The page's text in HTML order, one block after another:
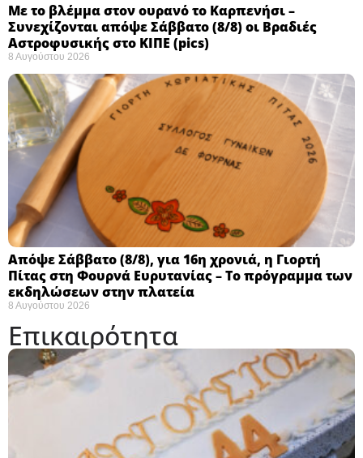
Με το βλέμμα στον ουρανό το Καρπενήσι –
Συνεχίζονται απόψε Σάββατο (8/8) οι Βραδιές
Αστροφυσικής στο ΚΙΠΕ (pics)
8 Αυγούστου 2026
Απόψε Σάββατο (8/8), για 16η χρονιά, η Γιορτή
Πίτας στη Φουρνά Ευρυτανίας – Το πρόγραμμα των
εκδηλώσεων στην πλατεία
8 Αυγούστου 2026
Επικαιρότητα